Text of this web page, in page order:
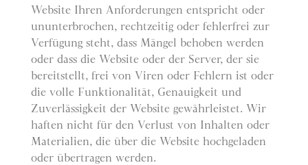
Website Ihren Anforderungen entspricht oder
ununterbrochen, rechtzeitig oder fehlerfrei zur
Verfügung steht, dass Mängel behoben werden
oder dass die Website oder der Server, der sie
bereitstellt, frei von Viren oder Fehlern ist oder
die volle Funktionalität, Genauigkeit und
Zuverlässigkeit der Website gewährleistet. Wir
haften nicht für den Verlust von Inhalten oder
Materialien, die über die Website hochgeladen
oder übertragen werden.